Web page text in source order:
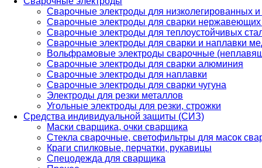
Сварочные электроды для низколегированных и
Сварочные электроды для сварки
Сварочные электроды для теплоустойчивых
Сварочные электроды для сварки и наплавки
Вольфрамовые электроды сварочные
Сварочные электроды для сварки алюминия
Сварочные электроды для наплавки
Сварочные электроды для сварки чугуна
Электроды для резки металлов
Угольные электроды для резки, строжки
Средства индивидуальной защиты (СИЗ)
Маски сварщика, очки сварщика
Стекла сварочные, светофильтры для масок
Краги спилковые, перчатки, рукавицы
Спецодежда для сварщика